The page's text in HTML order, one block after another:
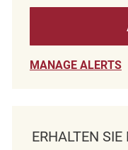
MANAGE ALERTS
ERHALTEN SIE